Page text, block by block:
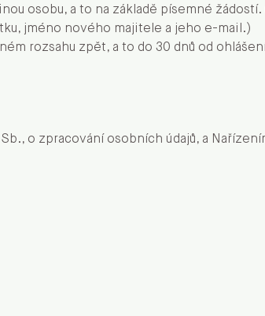
osobu, a to na základě písemné
jméno nového majitele a jeho e-mail.)
rozsahu zpět, a to do 30 dnů od
o zpracování osobních údajů, a